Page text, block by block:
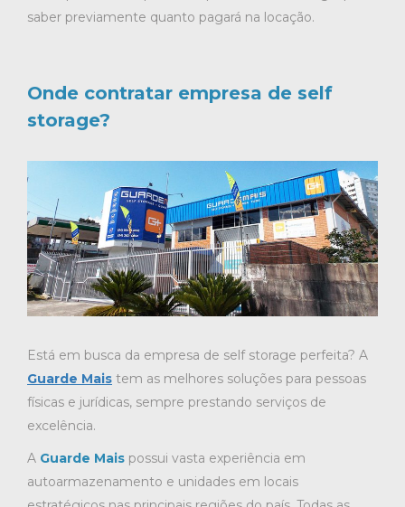
saber previamente quanto pagará na locação.
Onde contratar empresa de self
storage?
Está em busca da empresa de self storage perfeita? A
Guarde Mais tem as melhores soluções para pessoas
físicas e jurídicas, sempre prestando serviços de
excelência.
A Guarde Mais possui vasta experiência em
autoarmazenamento e unidades em locais